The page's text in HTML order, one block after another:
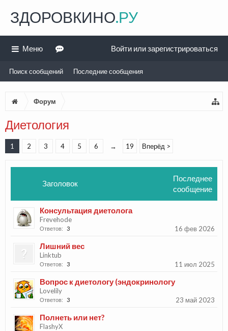
Форум
Диетология
1 2 3 4 5 6 → 19 Вперёд >
Заголовок
Последнее
сообщение
Консультация диетолога
Frevehode
Ответов: 3 16 фев 2026
Лишний вес
Linktub
Ответов: 3 11 июл 2025
Вопрос к диетологу (эндокринологу
Lovelily
Ответов: 3 23 май 2023
Полнеть или нет?
FlashyX
ЗДОРОВКИНО.РУ
Меню
Поиск сообщений Последние сообщения
Войти или зарегистрироваться